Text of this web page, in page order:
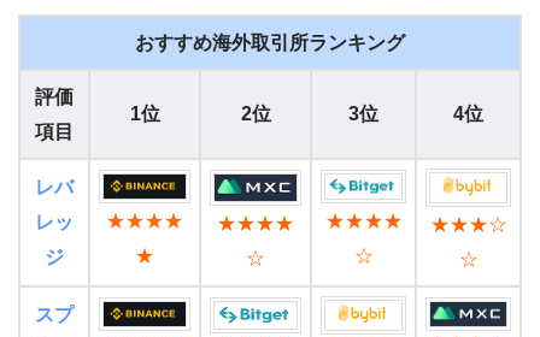
おすすめ海外取引所ランキング
評価
項目
1位 2位 3位 4位
レバ
レッ
ジ
★★★★
★
★★★★
☆
★★★★
☆
★★★☆
☆
スプ